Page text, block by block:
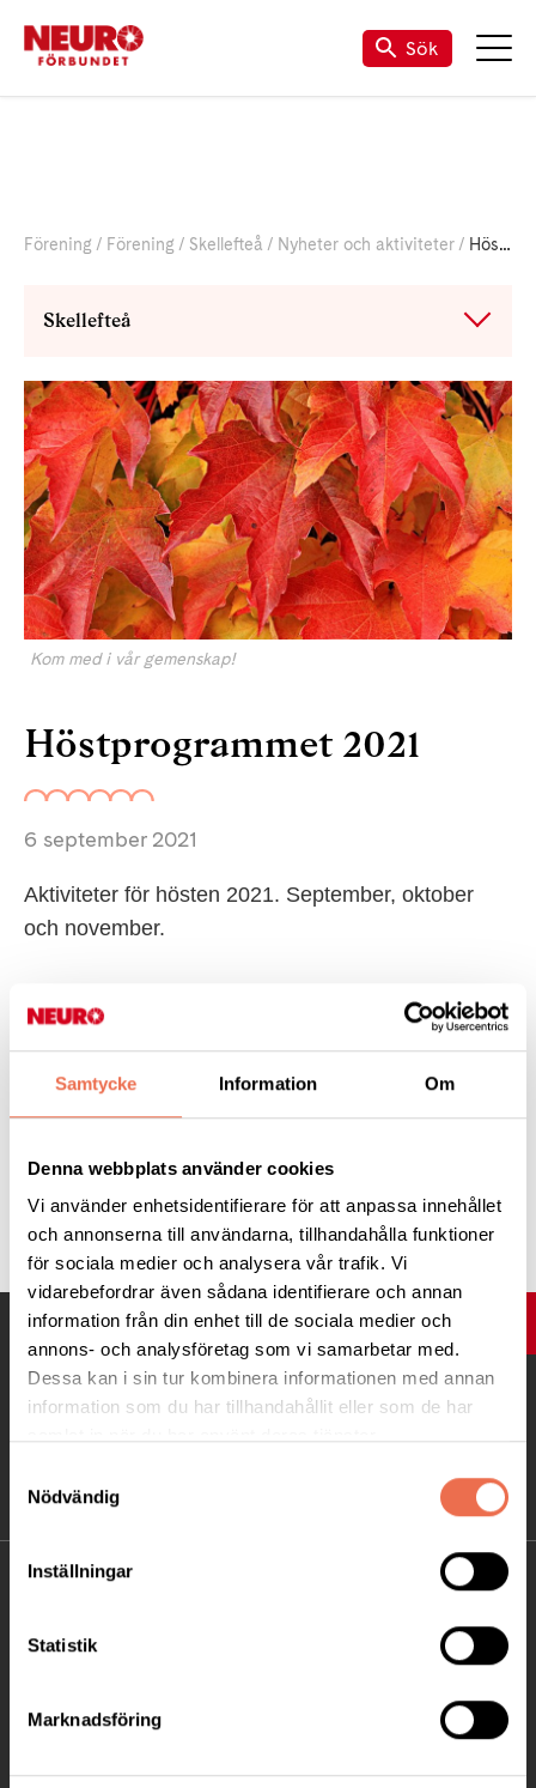
Samtycke Information Om
Denna webbplats använder cookies
Vi använder enhetsidentifierare för att anpassa innehållet
och annonserna till användarna, tillhandahålla funktioner
för sociala medier och analysera vår trafik. Vi
vidarebefordrar även sådana identifierare och annan
information från din enhet till de sociala medier och
annons- och analysföretag som vi samarbetar med.
Dessa kan i sin tur kombinera informationen med annan
information som du har tillhandahållit eller som de har
Nödvändig
Inställningar
Statistik
Marknadsföring
Sök
Förening Förening Skellefteå Nyheter och aktiviteter Höstprogrammet 2021
Skellefteå
Kom med i vår gemenskap!
Höstprogrammet 2021
6 september 2021
Aktiviteter för hösten 2021. September, oktober
och november.
Höstprogram 2021
Tipsa
KONTAKT
Besöksadress: